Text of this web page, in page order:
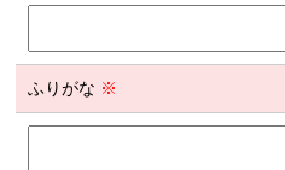
ふりがな ※